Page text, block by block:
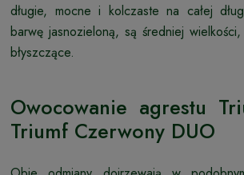
długie, mocne i kolczaste na całej
barwę jasnozieloną, są średniej
błyszczące.
Owocowanie agrestu
Triumf Czerwony DUO